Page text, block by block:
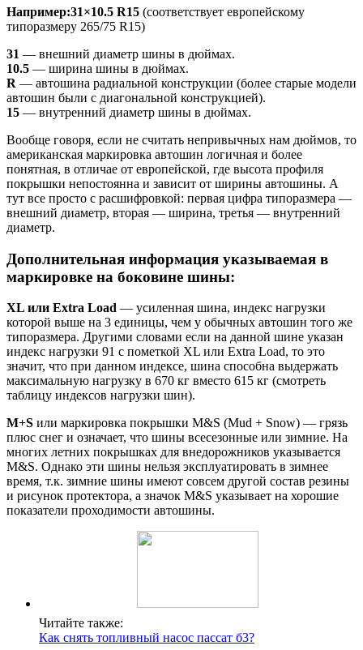
Например:31×10.5 R15 (соответствует европейскому
типоразмеру 265/75 R15)
31 — внешний диаметр шины в дюймах.
10.5 — ширина шины в дюймах.
R — автошина радиальной конструкции (более старые модели
автошин были с диагональной конструкцией).
15 — внутренний диаметр шины в дюймах.
Вообще говоря, если не считать непривычных нам дюймов, то
американская маркировка автошин логичная и более
понятная, в отличае от европейской, где высота профиля
покрышки непостоянна и зависит от ширины автошины. А
тут все просто с расшифровкой: первая цифра типоразмера —
внешний диаметр, вторая — ширина, третья — внутренний
диаметр.
Дополнительная информация указываемая в
маркировке на боковине шины:
XL или Extra Load — усиленная шина, индекс нагрузки
которой выше на 3 единицы, чем у обычных автошин того же
типоразмера. Другими словами если на данной шине указан
индекс нагрузки 91 с пометкой XL или Extra Load, то это
значит, что при данном индексе, шина способна выдержать
максимальную нагрузку в 670 кг вместо 615 кг (смотреть
таблицу индексов нагрузки шин).
M+S или маркировка покрышки M&S (Mud + Snow) — грязь
плюс снег и означает, что шины всесезонные или зимние. На
многих летних покрышках для внедорожников указывается
M&S. Однако эти шины нельзя эксплуатировать в зимнее
время, т.к. зимние шины имеют совсем другой состав резины
и рисунок протектора, а значок M&S указывает на хорошие
показатели проходимости автошины.
Читайте также:
Как снять топливный насос пассат б3?